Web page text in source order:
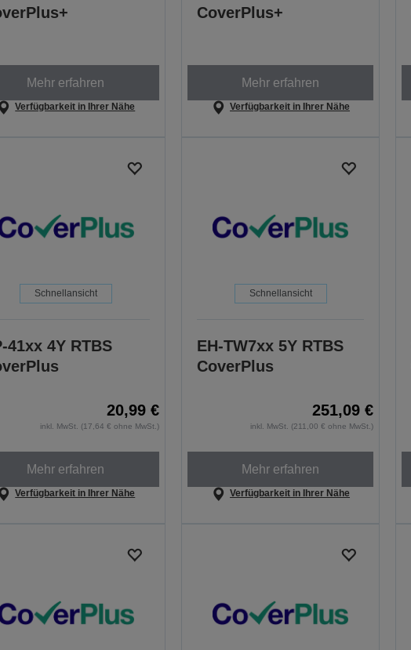
Mehr erfahren
Verfügbarkeit in Ihrer Nähe
CoverPlus+
Mehr erfahren
Verfügbarkeit in Ihrer Nähe
Schnellansicht
41xx 4Y RTBS
20,99 €
inkl. MwSt. (17,64 € ohne MwSt.)
Mehr erfahren
Verfügbarkeit in Ihrer Nähe
Schnellansicht
EH-TW7xx 5Y RTBS
CoverPlus
251,09 €
inkl. MwSt. (211,00 € ohne MwSt.)
Mehr erfahren
Verfügbarkeit in Ihrer Nähe